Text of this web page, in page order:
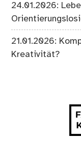
24.01.2026:
21.01.2026:
Kreativität?